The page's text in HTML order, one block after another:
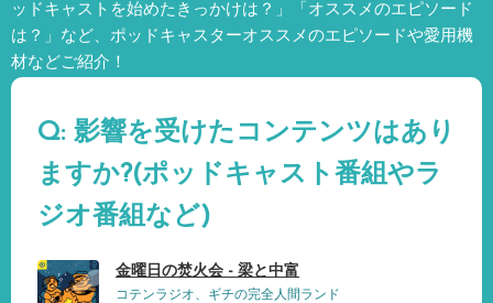
ッドキャストを始めたきっかけは？」「オススメのエピソード
は？」など、 ポッドキャスターオススメのエピソードや愛用機
材などご紹介！
Q: 影響を受けたコンテンツはあり
ますか?(ポッドキャスト番組やラ
ジオ番組など)
金曜日の焚火会 - 梁と中富
コテンラジオ、ギチの完全人間ランド